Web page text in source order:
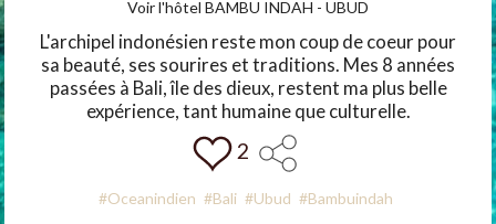
Voir l'hôtel BAMBU INDAH - UBUD
L'archipel indonésien reste mon coup de coeur pour
sa beauté, ses sourires et traditions. Mes 8 années
passées à Bali, île des dieux, restent ma plus belle
expérience, tant humaine que culturelle.
2
#Oceanindien #Bali #Ubud #Bambuindah